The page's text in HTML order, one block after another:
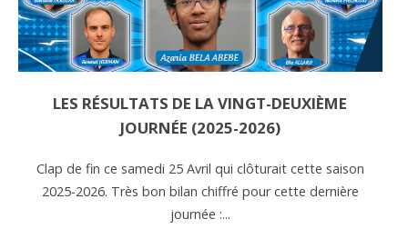
LES RÉSULTATS DE LA VINGT-DEUXIÈME
JOURNÉE (2025-2026)
Clap de fin ce samedi 25 Avril qui clôturait cette saison
2025-2026. Très bon bilan chiffré pour cette dernière
journée :...